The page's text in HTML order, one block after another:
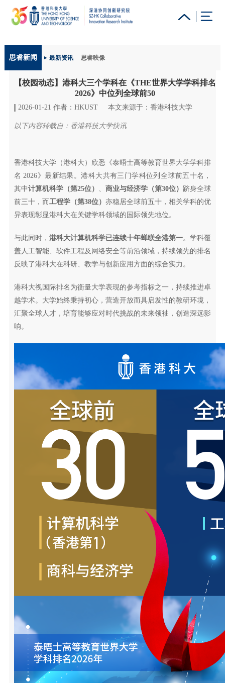
更多科大概览
科大新闻 学术部门索引
校园地图及指南 工作@科大 教授简录 认识科大
思睿新闻 最新资讯 思睿映像
【校园动态】港科大三个学科在《THE世界大学学科排名
2026》中位列全球前50
2026-01-21 作者：HKUST 本文来源于：香港科技大学
以下内容转载自：香港科技大学快讯
香港科技大学（港科大）欣悉《泰晤士高等教育世界大学学科排
名 2026》最新结果。港科大共有三门学科位列全球前五十名，
其中计算机科学（第25位） 、 商业与经济学（第30位） 跻身全球
前三十，而工程学（第38位） 亦稳居全球前五十，相关学科的优
异表现彰显港科大在关键学科领域的国际领先地位。
与此同时， 港科大计算机科学已连续十年蝉联全港第一。学科覆
盖人工智能、软件工程及网络安全等前沿领域，持续领先的排名
反映了港科大在科研、教学与创新应用方面的综合实力。
港科大视国际排名为衡量大学表现的参考指标之一，持续推进卓
越学术。大学始终秉持初心，营造开放而具启发性的教研环境，
汇聚全球人才，培育能够应对时代挑战的未来领袖，创造深远影
响。